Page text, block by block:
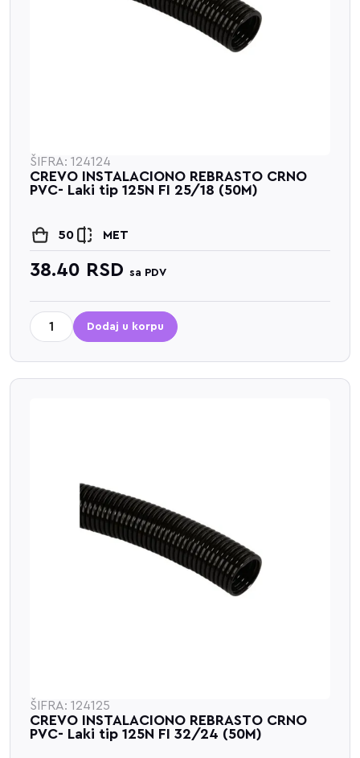
ŠIFRA: 124124
CREVO INSTALACIONO REBRASTO CRNO
PVC- Laki tip 125N FI 25/18 (50M)
50 MET
38.40 RSD sa PDV
Dodaj u korpu
ŠIFRA: 124125
CREVO INSTALACIONO REBRASTO CRNO
PVC- Laki tip 125N FI 32/24 (50M)